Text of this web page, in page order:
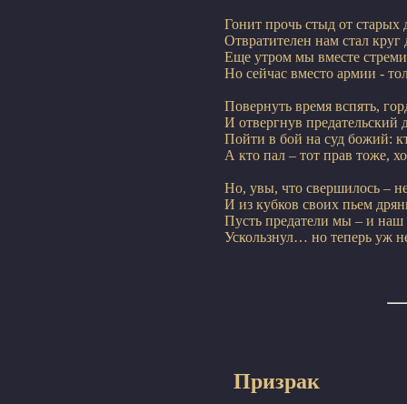
Гонит прочь стыд от старых
Отвратителен нам стал
Еще утром мы вместе
Но сейчас вместо армии -
Повернуть время вспять,
И отвергнув предательский
Пойти в бой на суд божий:
А кто пал – тот прав тоже,
Но, увы, что свершилось –
И из кубков своих пьем
Пусть предатели мы – и наш
Призрак